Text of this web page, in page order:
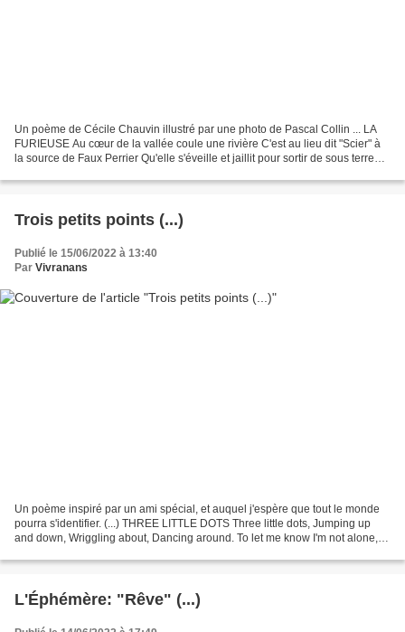
Un poème de Cécile Chauvin illustré par une photo de Pascal Collin ... LA
FURIEUSE Au cœur de la vallée coule une rivière C'est au lieu dit "Scier" à
la source de Faux Perrier Qu'elle s'éveille et jaillit pour sortir de sous terre
Trois petits points (...)
Publié le 15/06/2022 à 13:40
Par Vivranans
Un poème inspiré par un ami spécial, et auquel j'espère que tout le monde
pourra s'identifier. (...) THREE LITTLE DOTS Three little dots, Jumping up
and down, Wriggling about, Dancing around. To let me know I'm not alone,
L'Éphémère: "Rêve" (...)